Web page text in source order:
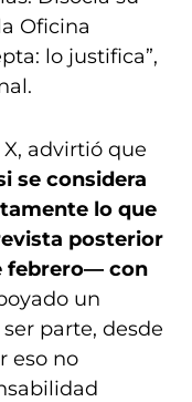
Oficina
lo justifica”,
advirtió que
se considera
lo que
posterior
febrero— con
un
parte, desde
eso no